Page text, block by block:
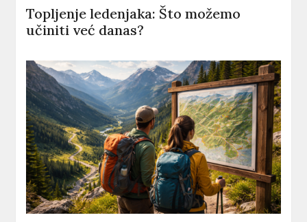
Topljenje ledenjaka: Što možemo
učiniti već danas?